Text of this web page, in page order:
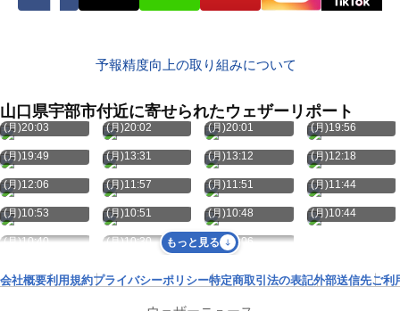
予報精度向上の取り組みについて
山口県宇部市付近に寄せられたウェザーリポート
8月10日
(月)20:03
8月10日
(月)20:02
8月10日
(月)20:01
8月10日
(月)19:56
8月10日
(月)19:49
8月10日
(月)13:31
8月10日
(月)13:12
8月10日
(月)12:18
8月10日
(月)12:06
8月10日
(月)11:57
8月10日
(月)11:51
8月10日
(月)11:44
8月10日
(月)10:53
8月10日
(月)10:51
8月10日
(月)10:48
8月10日
(月)10:44
8月10日
(月)10:40
8月10日
(月)10:30
8月10日
(月)10:06
もっと見る
会社概要利用規約プライバシーポリシー特定商取引法の表記外部送信先ご利